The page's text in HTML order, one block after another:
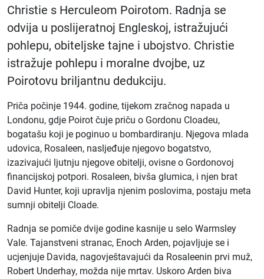
Christie s Herculeom Poirotom. Radnja se
odvija u poslijeratnoj Engleskoj, istražujući
pohlepu, obiteljske tajne i ubojstvo. Christie
istražuje pohlepu i moralne dvojbe, uz
Poirotovu briljantnu dedukciju.
Priča počinje 1944. godine, tijekom zračnog napada u
Londonu, gdje Poirot čuje priču o Gordonu Cloadeu,
bogatašu koji je poginuo u bombardiranju. Njegova mlada
udovica, Rosaleen, nasljeđuje njegovo bogatstvo,
izazivajući ljutnju njegove obitelji, ovisne o Gordonovoj
financijskoj potpori. Rosaleen, bivša glumica, i njen brat
David Hunter, koji upravlja njenim poslovima, postaju meta
sumnji obitelji Cloade.
Radnja se pomiče dvije godine kasnije u selo Warmsley
Vale. Tajanstveni stranac, Enoch Arden, pojavljuje se i
ucjenjuje Davida, nagovještavajući da Rosaleenin prvi muž,
Robert Underhay, možda nije mrtav. Uskoro Arden biva